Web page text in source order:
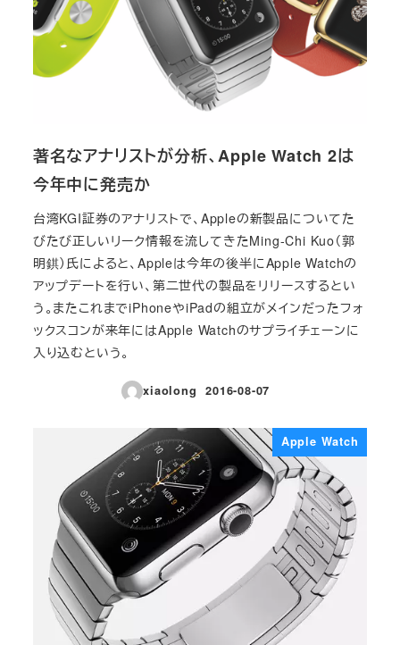
著名なアナリストが分析、Apple Watch 2は
今年中に発売か
台湾KGI証券のアナリストで、Appleの新製品についてた
びたび正しいリーク情報を流してきたMing-Chi Kuo（郭
明錤）氏によると、Appleは今年の後半にApple Watchの
アップデートを行い、第二世代の製品をリリースするとい
う。またこれまでiPhoneやiPadの組立がメインだったフォ
ックスコンが来年にはApple Watchのサプライチェーンに
入り込むという。
xiaolong
投稿日
2016-08-07
Apple Watch